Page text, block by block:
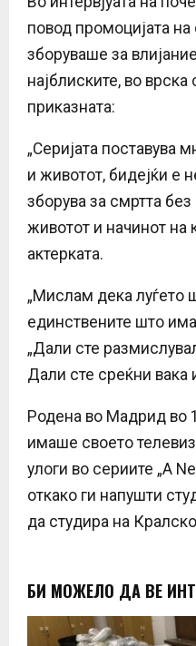
повод промоцијата на
зборуваше за
најблиските, во
приказната:
„Серијата поставува
и животот, бидејќи е
зборува за смртта
животот и начинот на
актерката.
„Мислам дека луѓето
единствените што
„Дали сте
Дали сте среќни вака
Родена во Мадрид во
имаше своето
улоги во сериите „A
откако ги напушти
да студира на
БИ МОЖЕЛО ДА ВЕ